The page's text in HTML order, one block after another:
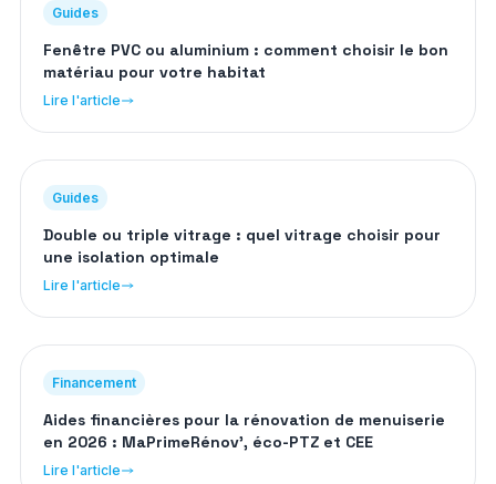
Guides
Fenêtre PVC ou aluminium : comment choisir le bon
matériau pour votre habitat
Lire l'article
Guides
Double ou triple vitrage : quel vitrage choisir pour
une isolation optimale
Lire l'article
Financement
Aides financières pour la rénovation de menuiserie
en 2026 : MaPrimeRénov', éco-PTZ et CEE
Lire l'article